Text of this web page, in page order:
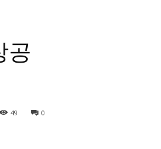
공
0
49